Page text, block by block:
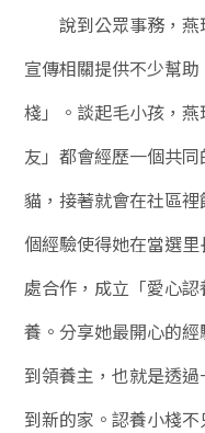
說到公眾事務，
宣傳相關提供不少幫
棧」。談起毛小孩，
友」都會經歷一個共
貓，接著就會在社區
個經驗使得她在當選
處合作，成立「愛心
養。分享她最開心的
到領養主，也就是透
到新的家。認養小棧